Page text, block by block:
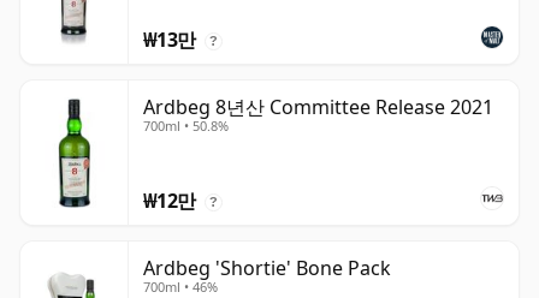
₩13만 ?
Ardbeg 8년산 Committee Release 2021
700ml • 50.8%
₩12만 ?
Ardbeg 'Shortie' Bone Pack
700ml • 46%